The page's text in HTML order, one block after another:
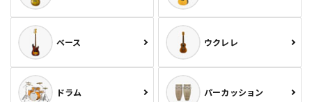
ベース ウクレレ
ドラム パーカッション